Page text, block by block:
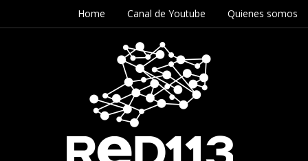
Home Canal de Youtube Quienes somos